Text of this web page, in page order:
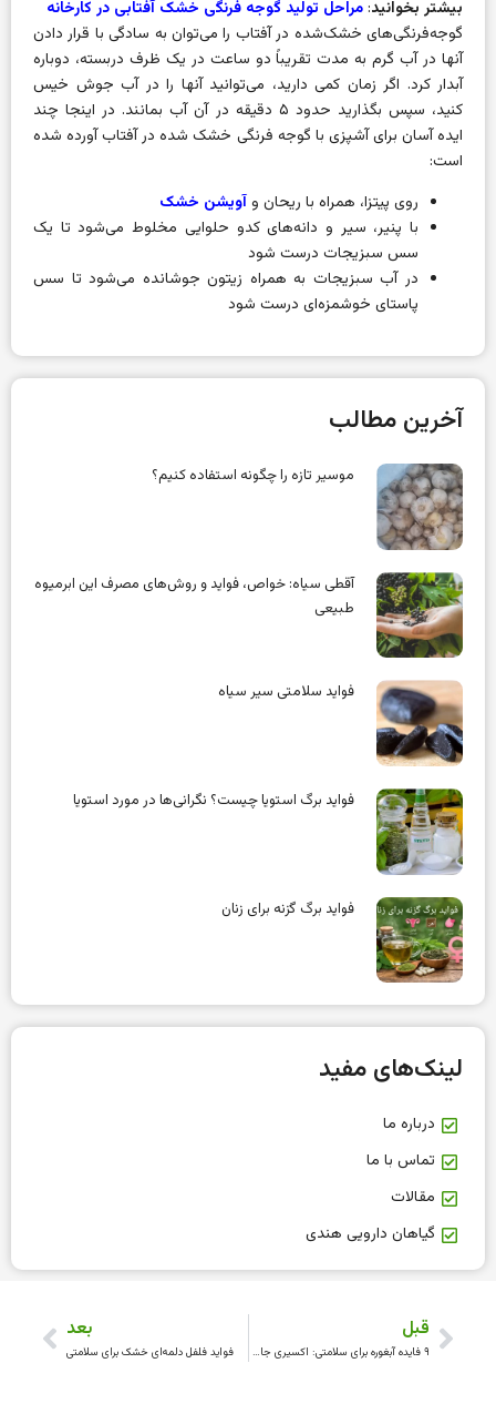
بیشتر بخوانید: مراحل تولید گوجه فرنگی خشک آفتابی در کارخانه
گوجه‌فرنگی‌های خشک‌شده در آفتاب را می‌توان به سادگی با قرار دادن
آنها در آب گرم به مدت تقریباً دو ساعت در یک ظرف دربسته، دوباره
آبدار کرد. اگر زمان کمی دارید، می‌توانید آنها را در آب جوش خیس
کنید، سپس بگذارید حدود ۵ دقیقه در آن آب بمانند.
در اینجا چند
ایده آسان برای آشپزی با گوجه فرنگی خشک شده در آفتاب آورده شده
است:
روی پیتزا، همراه با ریحان وآویشن خشک
با پنیر، سیر و دانه‌های کدو حلوایی مخلوط می‌شود تا یک
سس سبزیجات درست شود
در آب سبزیجات به همراه زیتون جوشانده می‌شود تا سس
پاستای خوشمزه‌ای درست شود
آخرین مطالب
موسیر تازه را چگونه استفاده کنیم؟
آقطی سیاه: خواص، فواید و روش‌های مصرف این ابرمیوه
طبیعی
فواید سلامتی سیر سیاه
فواید برگ استویا چیست؟ نگرانی‌ها در مورد استویا
فواید برگ گزنه برای زنان
لینک‌های مفید
درباره ما
تماس با ما
مقالات
گیاهان دارویی هندی
قبل
۹ فایده آبغوره برای سلامتی: اکسیری جاودان برای سلامتی شما
بعد
فواید فلفل دلمه‌ای خشک برای سلامتی